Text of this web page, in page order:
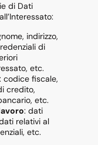
di Dati
indirizzo,
di
etc.
: codice fiscale,
credito,
etc.
: dati
relativi al
etc.